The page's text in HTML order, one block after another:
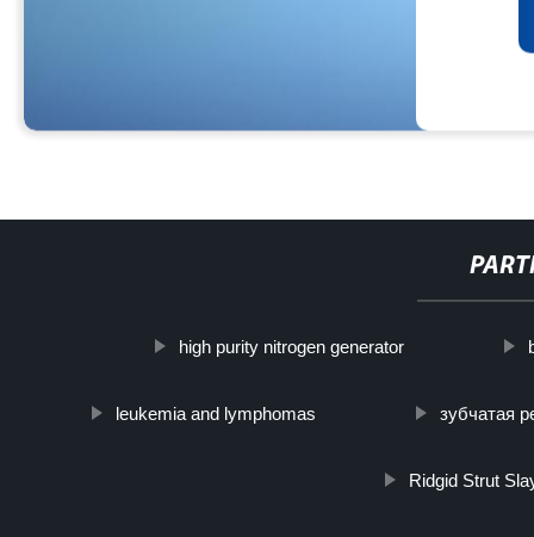
high purity nitrogen generator
leukemia and lymphomas зубчатая
Ridgid Strut